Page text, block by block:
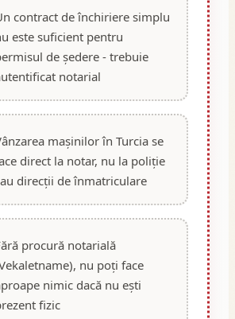
contract de închiriere simplu
este suficient pentru
de ședere - trebuie
notarial
mașinilor în Turcia se
direct la notar, nu la poliție
direcții de înmatriculare
procură notarială
nu poți face
nimic dacă nu ești
fizic